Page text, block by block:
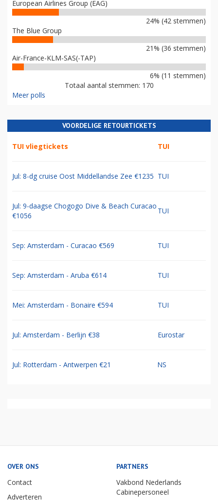
European Airlines Group (EAG)
24% (42 stemmen)
The Blue Group
21% (36 stemmen)
Air-France-KLM-SAS(-TAP)
6% (11 stemmen)
Totaal aantal stemmen: 170
Meer polls
VOORDELIGE RETOURTICKETS
TUI vliegtickets TUI
Jul: 8-dg cruise Oost Middellandse Zee €1235 TUI
Jul: 9-daagse Chogogo Dive & Beach Curacao
€1056
TUI
Sep: Amsterdam - Curacao €569 TUI
Sep: Amsterdam - Aruba €614 TUI
Mei: Amsterdam - Bonaire €594 TUI
Jul: Amsterdam - Berlijn €38 Eurostar
Jul: Rotterdam - Antwerpen €21 NS
OVER ONS
Contact
Adverteren
PARTNERS
Vakbond Nederlands
Cabinepersoneel